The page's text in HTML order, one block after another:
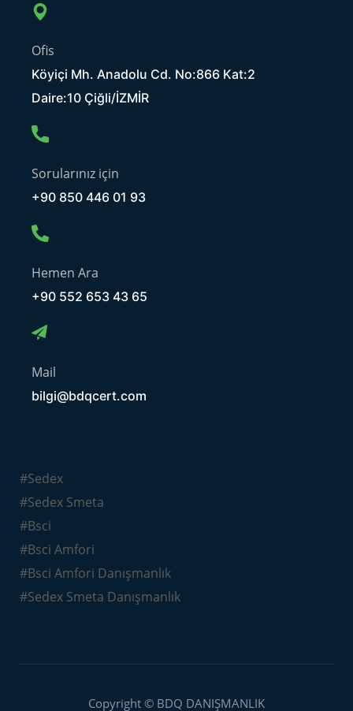
Ofis
Köyiçi Mh. Anadolu Cd. No:866 Kat:2
Daire:10 Çiğli/İZMİR
Sorularınız için
+90 850 446 01 93
Hemen Ara
+90 552 653 43 65
Mail
bilgi@bdqcert.com
#Sedex
#Sedex Smeta
#Bsci
#Bsci Amfori
#Bsci Amfori Danışmanlık
#Sedex Smeta Danışmanlık
Copyright © BDQ DANIŞMANLIK